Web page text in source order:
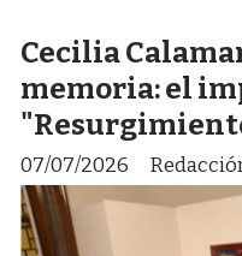
Cecilia
memoria: el
07/07/2026